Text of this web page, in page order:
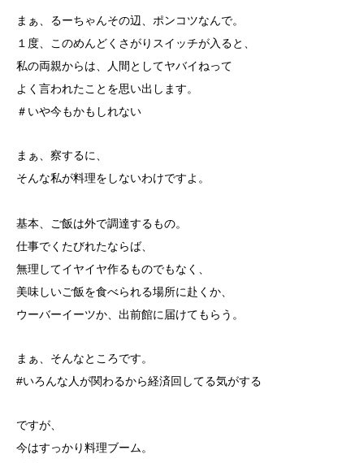
まぁ、るーちゃんその辺、ポンコツなんで。
１度、このめんどくさがりスイッチが入ると、
私の両親からは、人間としてヤバイねって
よく言われたことを思い出します。
＃いや今もかもしれない
まぁ、察するに、
そんな私が料理をしないわけですよ。
基本、ご飯は外で調達するもの。
仕事でくたびれたならば、
無理してイヤイヤ作るものでもなく、
美味しいご飯を食べられる場所に赴くか、
ウーバーイーツか、出前館に届けてもらう。
まぁ、そんなところです。
#いろんな人が関わるから経済回してる気がする
ですが、
今はすっかり料理ブーム。